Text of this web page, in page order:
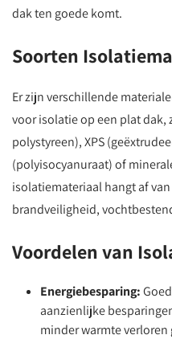
dak ten goede komt.
Soorten
Er zijn verschillende
voor isolatie op een plat dak,
polystyreen), XPS
(polyisocyanuraat) of
isolatiemateriaal hangt af
brandveiligheid,
Voordelen van
Energiebesparing:
aanzienlijke
minder warmte verloren